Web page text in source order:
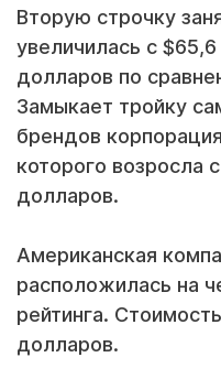
Вторую строчку
увеличилась с
долларов по
Замыкает тройку
брендов
которого возросла
долларов.
Американская
расположилась на
рейтинга.
долларов.